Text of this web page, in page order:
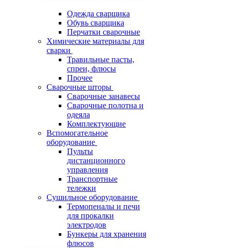
Одежда сварщика
Обувь сварщика
Перчатки сварочные
Химические материалы для
сварки
Травильные пасты,
спреи, флюсы
Прочее
Сварочные шторы
Сварочные занавесы
Сварочные полотна и
одеяла
Комплектующие
Вспомогательное
оборудование
Пульты
дистанционного
управления
Транспортные
тележки
Сушильное оборудование
Термопеналы и печи
для прокалки
электродов
Бункеры для хранения
флюсов